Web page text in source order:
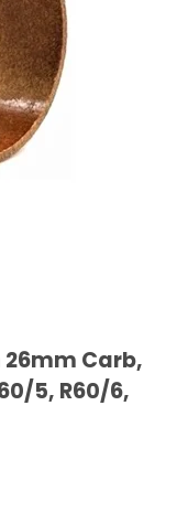
Carb,
5, R60/6,